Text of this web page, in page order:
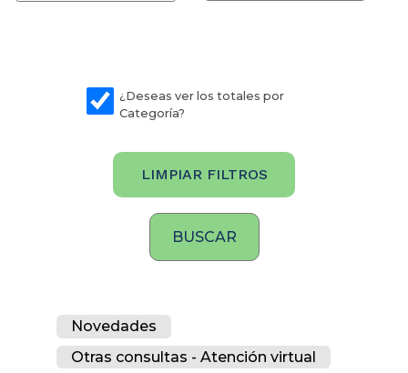
¿Deseas ver los totales por
Categoría?
LIMPIAR FILTROS
Novedades
Otras consultas - Atención virtual